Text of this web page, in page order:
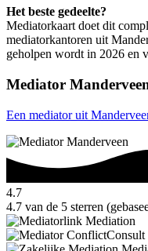
Het beste gedeelte?
Mediatorkaart doet dit
mediatorkantoren uit
geholpen wordt in 2026 en
Mediator
Een mediator uit
4.7
4.7 van de 5 sterren